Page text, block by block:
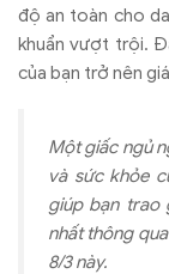
độ an toàn cho
khuẩn vượt trội.
của bạn trở nên
Một giấc ngủ
và sức khỏe
giúp bạn trao
nhất thông
8/3 này.